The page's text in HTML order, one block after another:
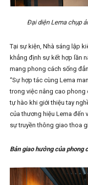
Đại diện Lema chụp
Tại sự kiện, Nhà sáng lập
khẳng định sự kết hợp lần
mang phong cách sống
“Sự hợp tác cùng Lema
trong việc nâng cao phong
tự hào khi giới thiệu tay
của thương hiệu Lema đến
sự truyền thông giao thoa
Bản giao hưởng của phong